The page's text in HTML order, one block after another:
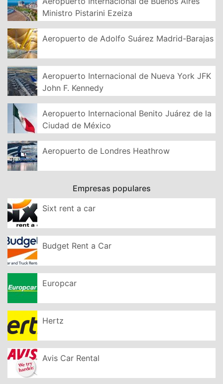
Ministro Pistarini Ezeiza
Aeropuerto de Adolfo Suárez Madrid-Barajas
Aeropuerto Internacional de Nueva York JFK
John F. Kennedy
Aeropuerto Internacional Benito Juárez de la
Ciudad de México
Aeropuerto de Londres Heathrow
Empresas populares
Sixt rent a car
Budget Rent a Car
Europcar
Hertz
Avis Car Rental